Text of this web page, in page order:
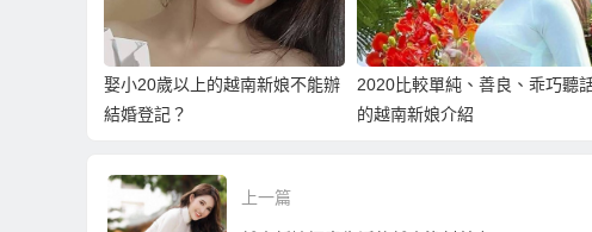
娶小20歲以上的越南新娘不能辦
結婚登記？
2020比較單純、善良、乖巧聽
的越南新娘介紹
上一篇